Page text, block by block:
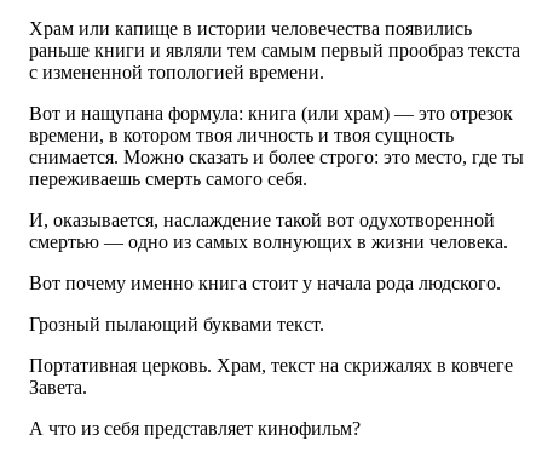
Храм или капище в истории человечества появились
раньше книги и являли тем самым первый прообраз текста
с измененной топологией времени.
Вот и нащупана формула: книга (или храм) — это отрезок
времени, в котором твоя личность и твоя сущность
снимается. Можно сказать и более строго: это место, где ты
переживаешь смерть самого себя.
И, оказывается, наслаждение такой вот одухотворенной
смертью — одно из самых волнующих в жизни человека.
Вот почему именно книга стоит у начала рода людского.
Грозный пылающий буквами текст.
Портативная церковь. Храм, текст на скрижалях в ковчеге
Завета.
А что из себя представляет кинофильм?